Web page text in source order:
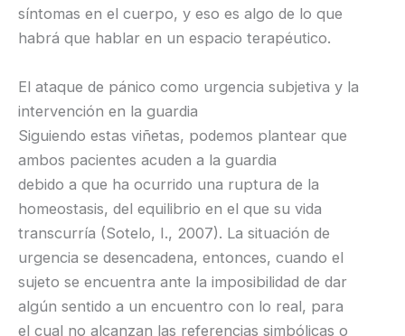
síntomas en el cuerpo, y eso es algo de lo que
habrá que hablar en un espacio terapéutico.
El ataque de pánico como urgencia subjetiva y la
intervención en la guardia
Siguiendo estas viñetas, podemos plantear que
ambos pacientes acuden a la guardia
debido a que ha ocurrido una ruptura de la
homeostasis, del equilibrio en el que su vida
transcurría (Sotelo, I., 2007). La situación de
urgencia se desencadena, entonces, cuando el
sujeto se encuentra ante la imposibilidad de dar
algún sentido a un encuentro con lo real, para
el cual no alcanzan las referencias simbólicas o